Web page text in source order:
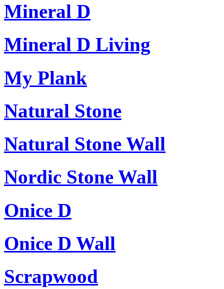
Mineral D
Mineral D Living
My Plank
Natural Stone
Natural Stone Wall
Nordic Stone Wall
Onice D
Onice D Wall
Scrapwood